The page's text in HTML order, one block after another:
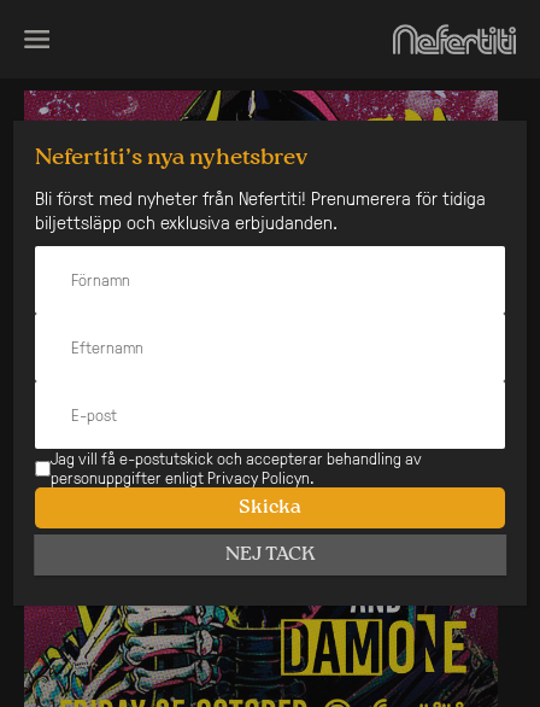
content
Nefertiti’s nya nyhetsbrev
Bli först med nyheter från Nefertiti! Prenumerera för tidiga
biljettsläpp och exklusiva erbjudanden.
Jag vill få e-postutskick och accepterar behandling av
personuppgifter enligt Privacy Policyn.
Skicka
NEJ TACK